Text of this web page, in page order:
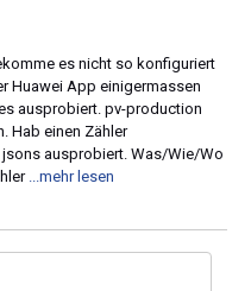
es nicht so konfiguriert
Huawei App einigermassen
ausprobiert. pv-production
Hab einen Zähler
ausprobiert. Was/Wie/Wo
...mehr lesen